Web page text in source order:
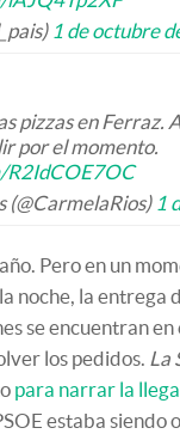
1 de octubre
pizzas en Ferraz.
por el momento.
(@CarmelaRios) 1
Pero en un
noche, la entrega
se encuentran
los pedidos. La
para narrar la
estaba siendo